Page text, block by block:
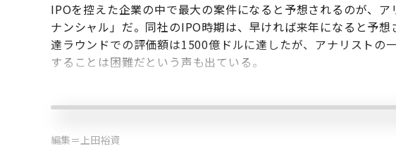
IPOを控えた企業の中で最大の案件になると予想されるのが、
ナンシャル」だ。同社のIPO時期は、早ければ来年になると予
達ラウンドでの評価額は1500億ドルに達したが、アナリストの
することは困難だという声も出ている。